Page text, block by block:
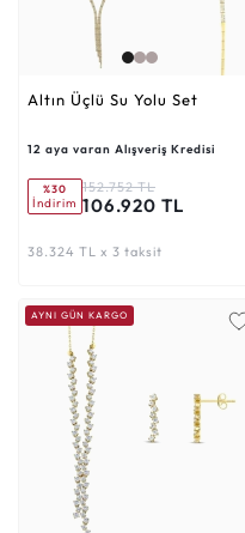
Altın Üçlü Su Yolu Set
12 aya varan Alışveriş Kredisi
%30
İndirim
152.752 TL
106.920 TL
38.324 TL x 3 taksit
AYNI GÜN KARGO